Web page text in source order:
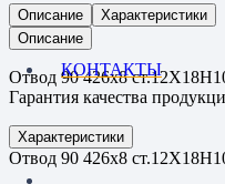
КОНТАКТЫ
Описание
Характеристики
Описание
Отвод 90 426х8
Гарантия качества
Характеристики
Отвод 90 426х8